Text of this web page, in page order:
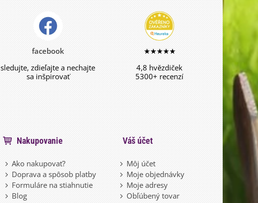
facebook
sledujte, zdieľajte a nechajte
sa inšpirovať
★★★★★
4,8 hvězdiček
5300+ recenzí
Nakupovanie
Ako nakupovať?
Doprava a spôsob platby
Formuláre na stiahnutie
Blog
Váš účet
Môj účet
Moje objednávky
Moje adresy
Obľúbený tovar